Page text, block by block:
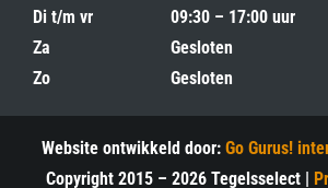
Di t/m vr
09:30 – 17:00 uur
Za
Gesloten
Zo
Gesloten
Website ontwikkeld door: Go Gurus!
Copyright 2015 – 2026 Tegelsselect |